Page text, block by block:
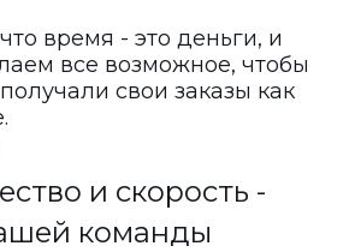
время - это деньги, и
все возможное, чтобы
свои заказы как
и скорость -
команды